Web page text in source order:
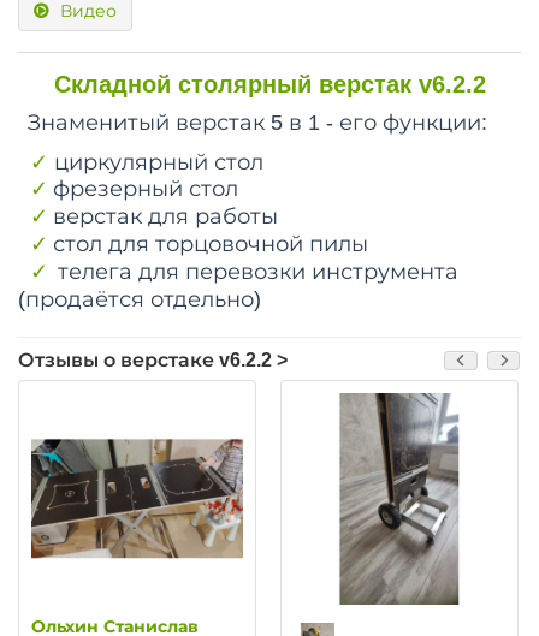
Видео
Складной столярный верстак v6.2.2
Знаменитый верстак 5 в 1 - его функции:
✓ циркулярный стол
✓ фрезерный стол
✓ верстак для работы
✓ стол для торцовочной пилы
✓ телега для перевозки инструмента
(продаётся отдельно)
Отзывы о верстаке v6.2.2 >
Ольхин Станислав